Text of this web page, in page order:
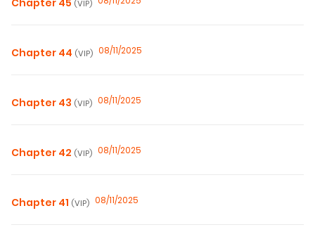
Chapter 45 (VIP)
Chapter 44 (VIP) 08/11/2025
Chapter 43 (VIP) 08/11/2025
Chapter 42 (VIP) 08/11/2025
Chapter 41 (VIP) 08/11/2025